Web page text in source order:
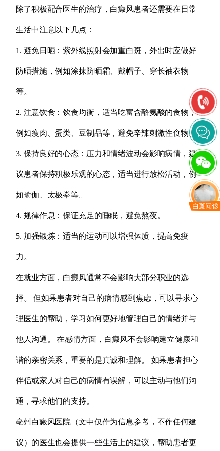
除了积极配合医生的治疗，白癜风患者还需要在日常
生活中注意以下几点：
1. 避免日晒：紫外线照射会加重白斑，外出时应做好
防晒措施，例如涂抹防晒霜、戴帽子、穿长袖衣物
等。
2. 注意饮食：饮食均衡，适当吃富含酪氨酸的食物，
例如瘦肉、蛋类、豆制品等，避免辛辣刺激性食物。
3. 保持良好的心态：压力和情绪波动会影响病情，建
议患者保持积极乐观的心态，适当进行放松活动，例
如瑜伽、太极拳等。
4. 规律作息：保证充足的睡眠，避免熬夜。
5. 加强锻炼：适当的运动可以增强体质，提高免疫
力。
在就业方面，白癜风通常不会影响大部分职业的选
择。 但如果患者对自己的病情感到焦虑，可以寻求心
理医生的帮助，学习如何更好地管理自己的情绪并与
他人沟通。 在感情方面，白癜风不会影响建立健康和
谐的亲密关系，重要的是真诚和理解。 如果患者担心
伴侣或家人对自己的病情有误解，可以主动与他们沟
通，寻求他们的支持。
亳州白癜风医院（文中仅作为信息参考，不作任何建
议）的医生也会提供一些生活上的建议，帮助患者更